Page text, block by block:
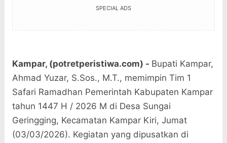
SPECIAL ADS
Kampar, (potretperistiwa.com) - Bupati Kampar,
Ahmad Yuzar, S.Sos., M.T., memimpin Tim 1
Safari Ramadhan Pemerintah Kabupaten Kampar
tahun 1447 H / 2026 M di Desa Sungai
Geringging, Kecamatan Kampar Kiri, Jumat
(03/03/2026). Kegiatan yang dipusatkan di